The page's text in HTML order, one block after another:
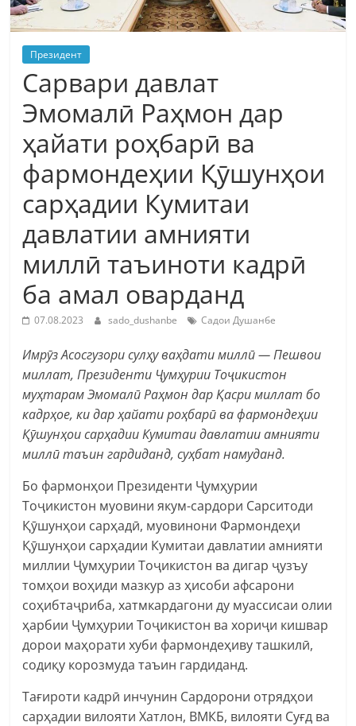
Президент
Сарвари давлат
Эмомалӣ Раҳмон дар
ҳайати роҳбарӣ ва
фармондеҳии Қӯшунҳои
сарҳадии Кумитаи
давлатии амнияти
миллӣ таъиноти кадрӣ
ба амал оварданд
07.08.2023 sado_dushanbe Садои Душанбе
Имрӯз Асосгузори сулҳу ваҳдати миллӣ — Пешвои
миллат, Президенти Ҷумҳурии Тоҷикистон
муҳтарам Эмомалӣ Раҳмон дар Қасри миллат бо
кадрҳое, ки дар ҳайати роҳбарӣ ва фармондеҳии
Қӯшунҳои сарҳадии Кумитаи давлатии амнияти
миллӣ таъин гардиданд, суҳбат намуданд.
Бо фармонҳои Президенти Ҷумҳурии
Тоҷикистон муовини якум-сардори Сарситоди
Қӯшунҳои сарҳадӣ, муовинони Фармондеҳи
Қӯшунҳои сарҳадии Кумитаи давлатии амнияти
миллии Ҷумҳурии Тоҷикистон ва дигар ҷузъу
томҳои воҳиди мазкур аз ҳисоби афсарони
соҳибтаҷриба, хатмкардагони ду муассисаи олии
ҳарбии Ҷумҳурии Тоҷикистон ва хориҷи кишвар
дорои маҳорати хуби фармондеҳиву ташкилӣ,
содиқу корозмуда таъин гардиданд.
Тағироти кадрӣ инчунин Сардорони отрядҳои
сарҳадии вилояти Хатлон, ВМКБ, вилояти Суғд ва